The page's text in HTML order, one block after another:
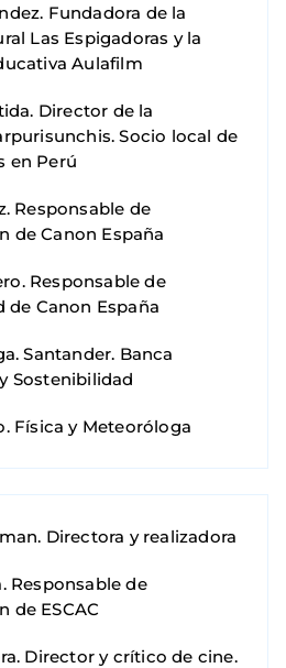
Fundadora de la
Las Espigadoras y la
Aulafilm
Director de la
Socio local de
en Perú
Responsable de
de Canon España
Responsable de
de Canon España
Santander. Banca
Sostenibilidad
Física y Meteoróloga
Directora y realizadora
Responsable de
de ESCAC
Director y crítico de cine.